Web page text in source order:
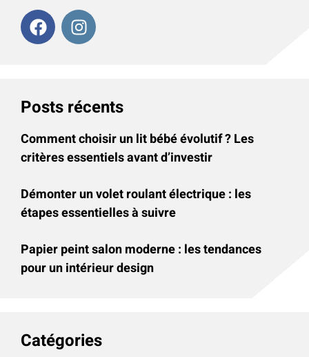
Posts récents
Comment choisir un lit bébé évolutif ? Les
critères essentiels avant d’investir
Démonter un volet roulant électrique : les
étapes essentielles à suivre
Papier peint salon moderne : les tendances
pour un intérieur design
Catégories